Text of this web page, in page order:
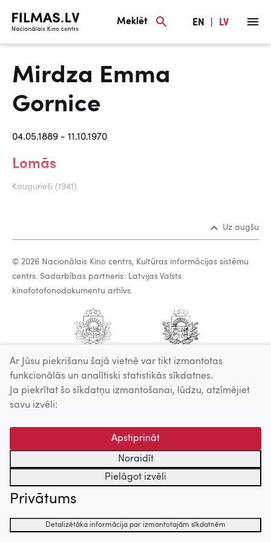
Meklēt EN LV
Mirdza Emma
Gornice
04.05.1889 - 11.10.1970
Lomās
Kaugurieši (1941)
Uz augšu
© 2026 Nacionālais Kino centrs, Kultūras informācijas sistēmu
centrs. Sadarbības partneris: Latvijas Valsts
kinofotofonodokumentu arhīvs.
Ar Jūsu piekrišanu šajā vietnē var tikt izmantotas
funkcionālās un analītiski statistikās sīkdatnes.
Ja piekrītat šo sīkdatņu izmantošanai, lūdzu, atzīmējiet
savu izvēli:
Apstiprināt
Noraidīt
Pielāgot izvēli
Privātums
Detalizētāka informācija par izmantotajām sīkdatnēm